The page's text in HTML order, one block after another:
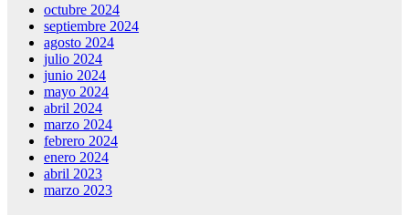
octubre 2024
septiembre 2024
agosto 2024
julio 2024
junio 2024
mayo 2024
abril 2024
marzo 2024
febrero 2024
enero 2024
abril 2023
marzo 2023